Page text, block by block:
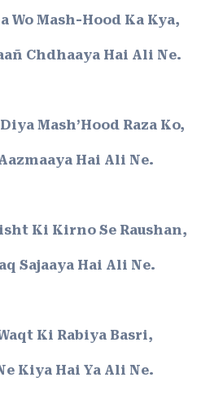
Wo Mash-Hood Ka Kya,
Chdhaaya Hai Ali Ne.
Mash’Hood Raza Ko,
Hai Ali Ne.
Ki Kirno Se Raushan,
Sajaaya Hai Ali Ne.
Ki Rabiya Basri,
Kiya Hai Ya Ali Ne.